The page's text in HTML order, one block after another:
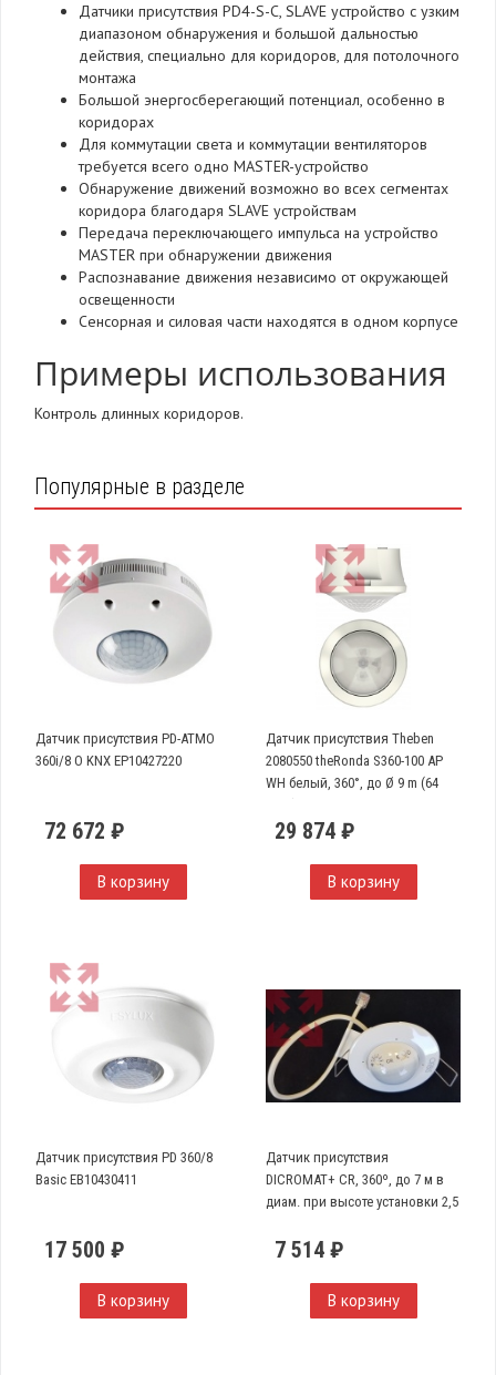
Датчики присутствия PD4-S-C, SLAVE устройство с узким
диапазоном обнаружения и большой дальностью
действия, специально для коридоров, для потолочного
монтажа
Большой энергосберегающий потенциал, особенно в
коридорах
Для коммутации света и коммутации вентиляторов
требуется всего одно MASTER-устройство
Обнаружение движений возможно во всех сегментах
коридора благодаря SLAVE устройствам
Передача переключающего импульса на устройство
MASTER при обнаружении движения
Распознавание движения независимо от окружающей
освещенности
Сенсорная и силовая части находятся в одном корпусе
Примеры использования
Контроль длинных коридоров.
Популярные в разделе
Датчик присутствия PD-ATMO
360i/8 O KNX EP10427220
72 672 ₽
В корзину
Датчик присутствия Theben
2080550 theRonda S360-100 AP
WH белый, 360°, до Ø 9 m (64
29 874 ₽
В корзину
Датчик присутствия PD 360/8
Basic EB10430411
17 500 ₽
В корзину
Датчик присутствия
DICROMAT+ CR, 360º, до 7 м в
диам. при высоте установки 2,5
7 514 ₽
В корзину